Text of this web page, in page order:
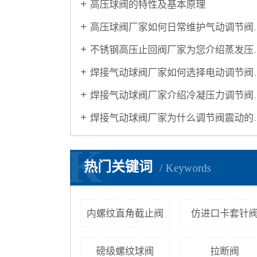
高压球阀的特性及基本原理
高压球阀厂家如何日常维护气动调节阀和安装使用注意事项
不锈钢高压止回阀厂家为您介绍蒸发压力调节阀
焊接气动球阀厂家如何选择电动调节阀合适的口径大小
焊接气动球阀厂家介绍冷凝压力调节阀和吸气压力调节阀
焊接气动球阀厂家为什么调节阀震动的原因
热门关键词 Keywords
K
内螺纹直角截止阀 仿进口卡套针阀
磅级螺纹球阀 拉断阀